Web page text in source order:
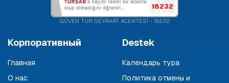
18232
GÜVEN TUR SEYAHAT ACENTESİ - 18232
Корпоративный
Главная
О нас
Destek
Календарь тура
Политика отмены и